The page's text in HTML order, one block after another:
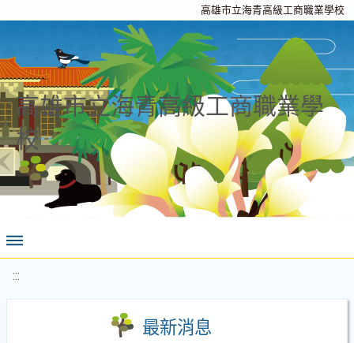
高雄市立海青高級工商職業學校
高雄市立海青高級工商職業學
校
:::
最新消息